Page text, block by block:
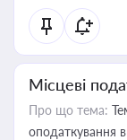
Місцеві
Про що тема:
оподаткування